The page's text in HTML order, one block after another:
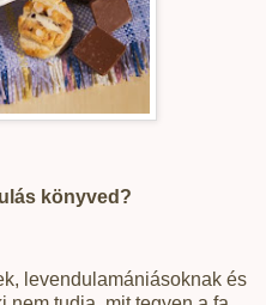
könyved?
levendulamániásoknak és